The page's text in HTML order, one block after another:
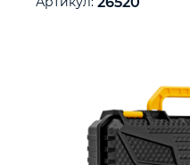
Садовый инвентарь